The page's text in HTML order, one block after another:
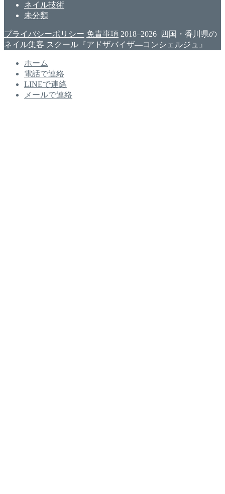
ネイル技術
未分類
プライバシーポリシー 免責事項 2018–2026 四国・香川県の
ネイル集客 スクール『アドザバイザ―コンシェルジュ』
ホーム
電話で連絡
LINEで連絡
メールで連絡